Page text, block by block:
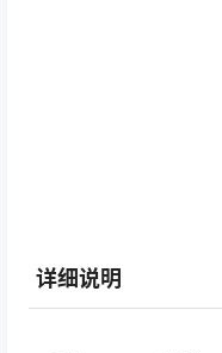
详细说明